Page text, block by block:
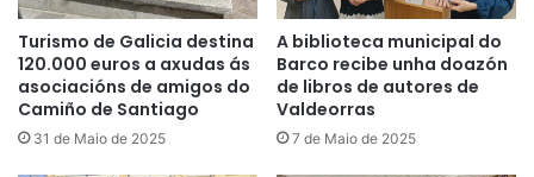
Turismo de Galicia destina
120.000 euros a axudas ás
asociacións de amigos do
Camiño de Santiago
31 de Maio de 2025
A biblioteca municipal do
Barco recibe unha doazón
de libros de autores de
Valdeorras
7 de Maio de 2025